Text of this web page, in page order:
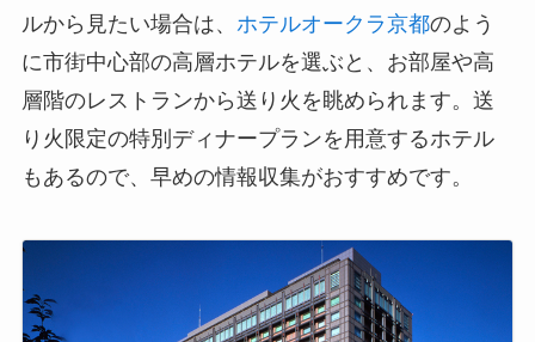
ルから見たい場合は、 ホテルオークラ京都のよう
に市街中心部の高層ホテルを選ぶと、お部屋や高
層階のレストランから送り火を眺められます。送
り火限定の特別ディナープランを用意するホテル
もあるので、早めの情報収集がおすすめです。